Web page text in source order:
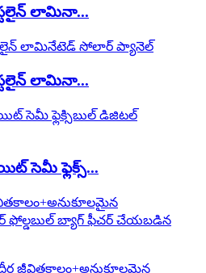
లామినా...
లామినా...
సెమీ ఫ్లెక్స్...